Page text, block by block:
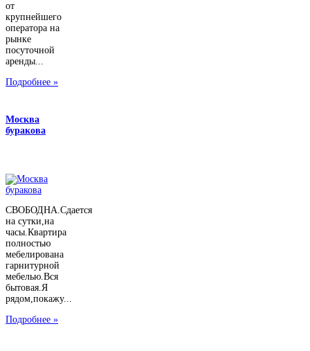
от
крупнейшего
оператора на
рынке
посуточной
аренды...
Подробнее »
Москва
буракова
СВОБОДНА.Сдается
на сутки,на
часы.Квартира
полностью
мебелирована
гарнитурной
мебелью.Вся
бытовая.Я
рядом,покажу...
Подробнее »